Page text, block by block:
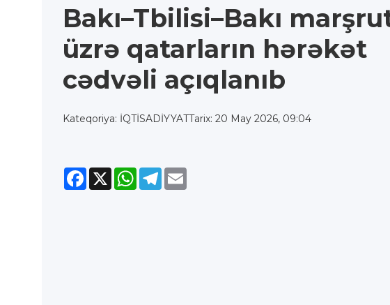
Bakı–Tbilisi–Bakı
üzrə qatarların hərəkət
cədvəli açıqlanıb
Kateqoriya: İQTİSADİYYATTarix: 20 May 2026, 09:04
Facebook
X WhatsApp
Telegram